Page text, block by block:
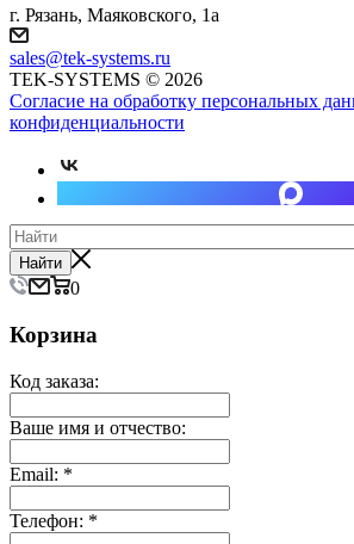
г. Рязань, Маяковского, 1а
sales@tek-systems.ru
TEK-SYSTEMS © 2026
Согласие на обработку персональных
конфиденциальности
Найти
0
Корзина
Код заказа:
Ваше имя и отчество:
Email: *
Телефон: *